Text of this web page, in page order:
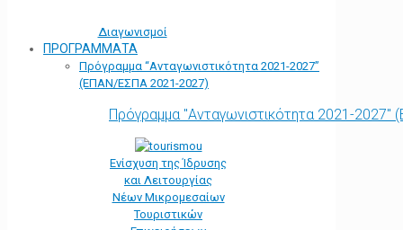
Διαγωνισμοί
ΠΡΟΓΡΑΜΜΑΤΑ
Πρόγραμμα “Ανταγωνιστικότητα 2021-2027”
(ΕΠΑΝ/ΕΣΠΑ 2021-2027)
Πρόγραμμα "Ανταγωνιστικότητα 2021-
Ενίσχυση της Ίδρυσης
και Λειτουργίας
Νέων Μικρομεσαίων
Τουριστικών